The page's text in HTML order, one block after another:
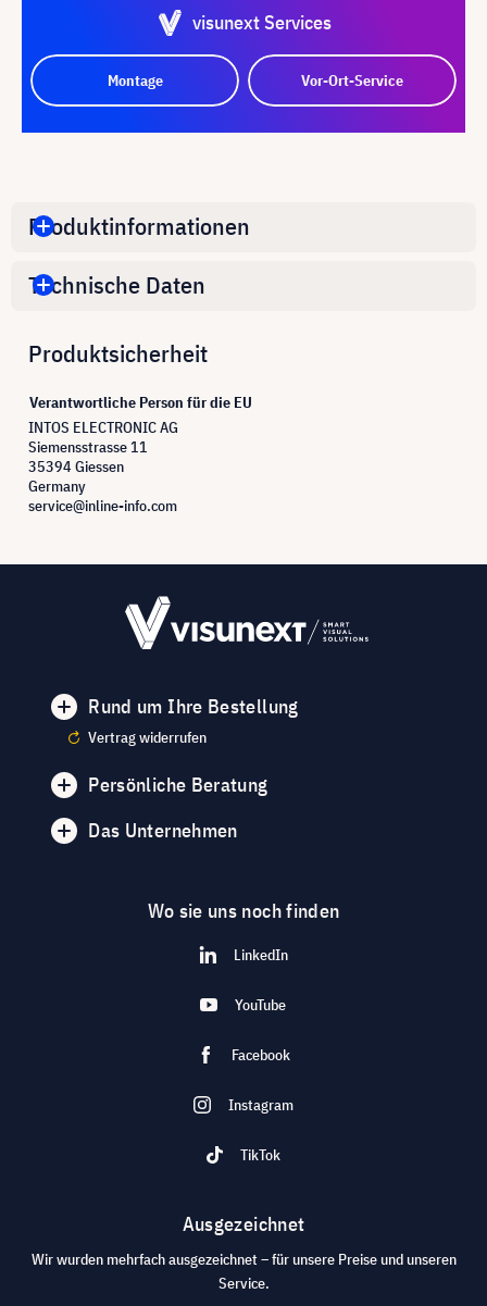
visunext Services
Montage Vor-Ort-Service
Produktinformationen
Technische Daten
Produktsicherheit
Verantwortliche Person für die EU
INTOS ELECTRONIC AG
Siemensstrasse 11
35394 Giessen
Germany
service@inline-info.com
Rund um Ihre Bestellung
Vertrag widerrufen
Persönliche Beratung
Das Unternehmen
Wo sie uns noch finden
LinkedIn
YouTube
Facebook
Instagram
TikTok
Ausgezeichnet
Wir wurden mehrfach ausgezeichnet – für unsere Preise und unseren
Service.